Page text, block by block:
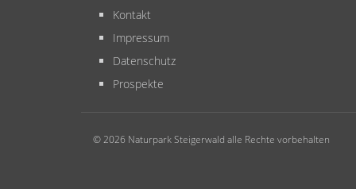
Kontakt
Impressum
Datenschutz
Prospekte
© 2026 Naturpark Steigerwald alle Rechte vorbehalten